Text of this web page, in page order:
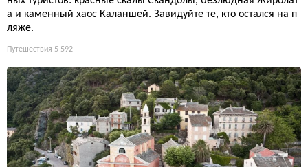
а и каменный хаос Каланшей. Завидуйте те, кто остался на п
ляже.
Путешествия 5 592